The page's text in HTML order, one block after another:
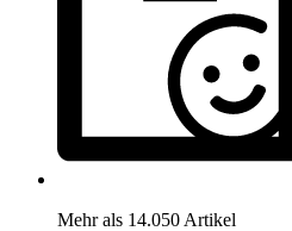
Mehr als 14.050 Artikel